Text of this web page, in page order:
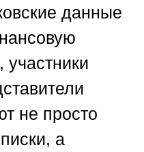
данные
не просто
а